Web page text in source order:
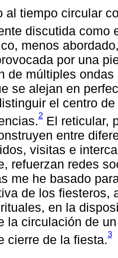
al tiempo circular
discutida como
menos
por una
de múltiples
se alejan en
el centro
2 El reticular,
entre
visitas e
refuerzan redes
me he basado
de los fiesteros,
en la
la circulación de
cierre de la fiesta.3